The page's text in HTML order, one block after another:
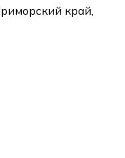
край,